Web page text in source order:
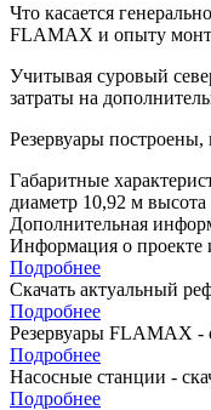
Что касается
FLAMAX и опыту
Учитывая суровый
затраты на
Резервуары
Габаритные
диаметр 10,92 м высота
Дополнительная
Информация о проекте
Подробнее
Скачать актуальный
Подробнее
Резервуары FLAMAX -
Подробнее
Насосные станции -
Подробнее